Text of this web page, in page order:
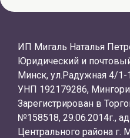
ИП Мигаль Наталья
Юридический и
Минск, ул.Радужная 4/1-
УНП 192179286,
Зарегистрирован в
№158518, 29.06.2014г.,
Центрального района г.